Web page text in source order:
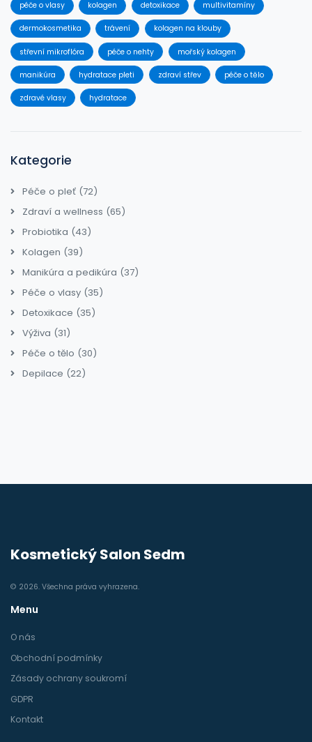
péče o vlasy kolagen detoxikace multivitamíny
dermokosmetika trávení kolagen na klouby
střevní mikroflóra péče o nehty mořský kolagen
manikúra hydratace pleti zdraví střev péče o tělo
zdravé vlasy hydratace
Kategorie
Péče o pleť (72)
Zdraví a wellness (65)
Probiotika (43)
Kolagen (39)
Manikúra a pedikúra (37)
Péče o vlasy (35)
Detoxikace (35)
Výživa (31)
Péče o tělo (30)
Depilace (22)
Kosmetický Salon Sedm
© 2026. Všechna práva vyhrazena.
Menu
O nás
Obchodní podmínky
Zásady ochrany soukromí
GDPR
Kontakt